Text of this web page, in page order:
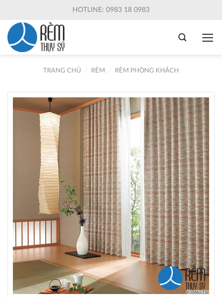
content
HOTLINE: 0983 18 0983
TRANG CHỦ RÈM RÈM PHÒNG KHÁCH